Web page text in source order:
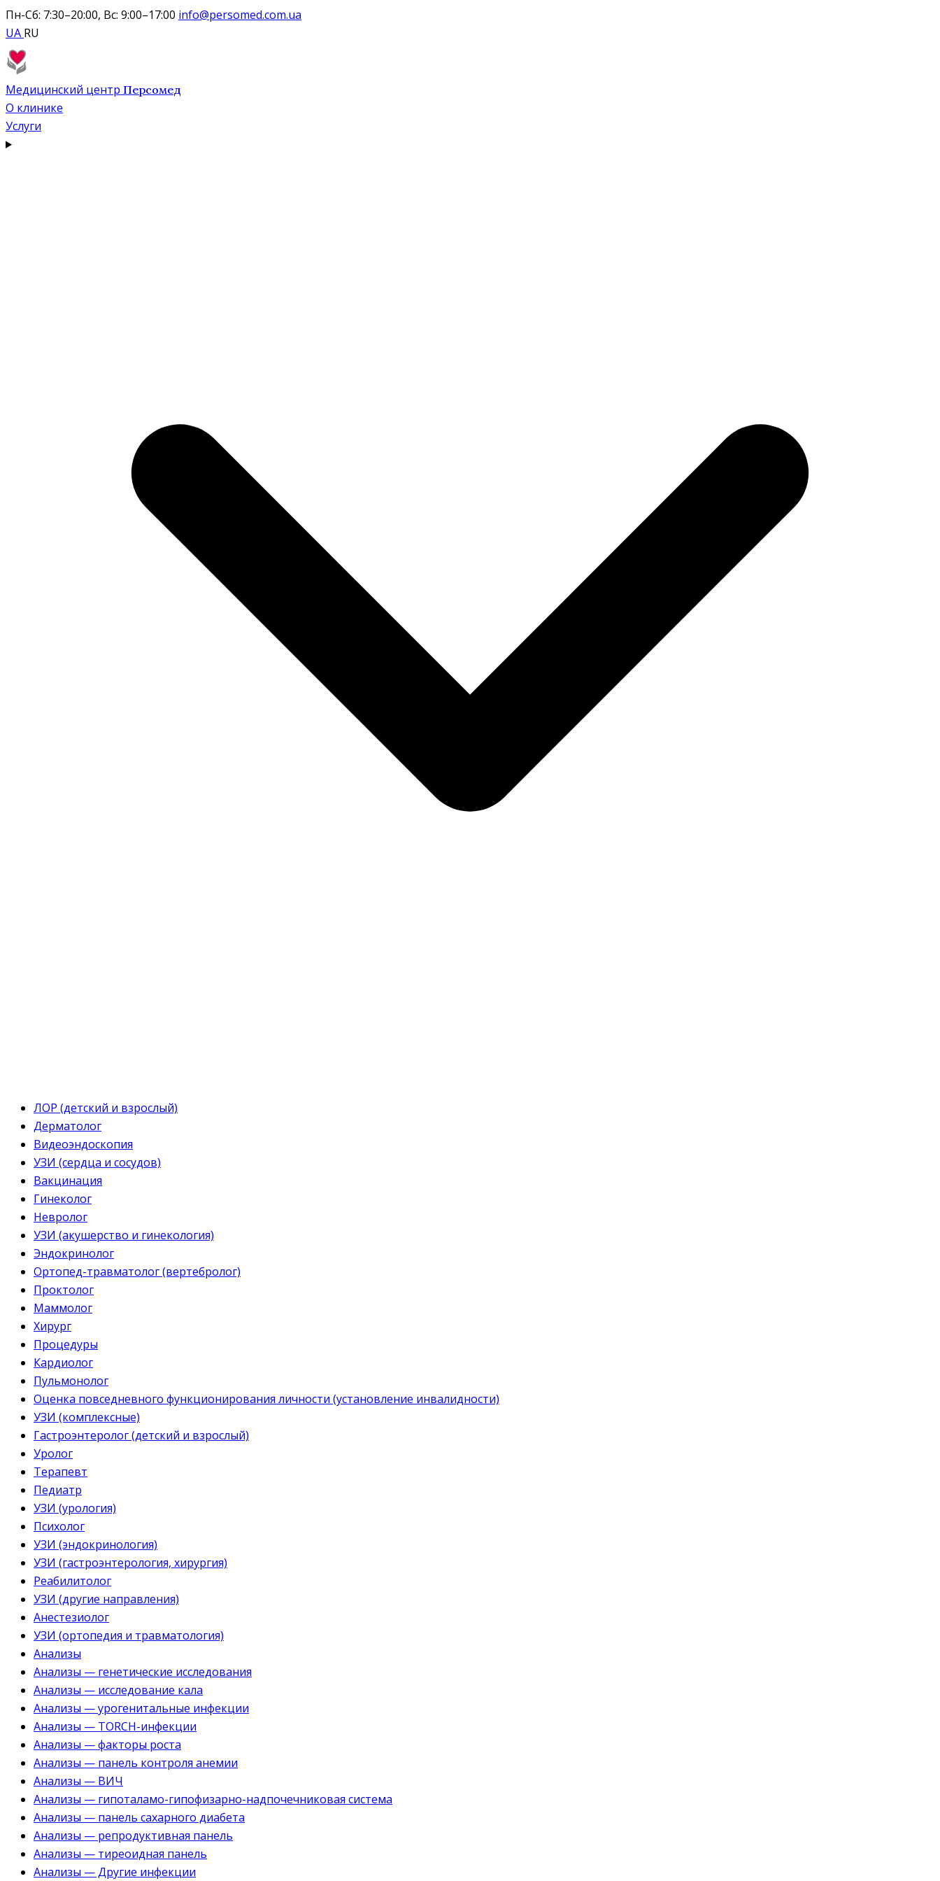
Пн-Сб: 7:30–20:00, Вс: 9:00–17:00 info@persomed.com.ua
UA RU
Медицинский центр Персомед
О клинике
Услуги
ЛОР (детский и взрослый)
Дерматолог
Видеоэндоскопия
УЗИ (сердца и сосудов)
Вакцинация
Гинеколог
Невролог
УЗИ (акушерство и гинекология)
Эндокринолог
Ортопед-травматолог (вертебролог)
Проктолог
Маммолог
Хирург
Процедуры
Кардиолог
Пульмонолог
Оценка повседневного функционирования личности (установление инвалидности)
УЗИ (комплексные)
Гастроэнтеролог (детский и взрослый)
Уролог
Терапевт
Педиатр
УЗИ (урология)
Психолог
УЗИ (эндокринология)
УЗИ (гастроэнтерология, хирургия)
Реабилитолог
УЗИ (другие направления)
Анестезиолог
УЗИ (ортопедия и травматология)
Анализы
Анализы — генетические исследования
Анализы — исследование кала
Анализы — урогенитальные инфекции
Анализы — TORCH-инфекции
Анализы — факторы роста
Анализы — панель контроля анемии
Анализы — ВИЧ
Анализы — гипоталамо-гипофизарно-надпочечниковая система
Анализы — панель сахарного диабета
Анализы — репродуктивная панель
Анализы — тиреоидная панель
Анализы — Другие инфекции